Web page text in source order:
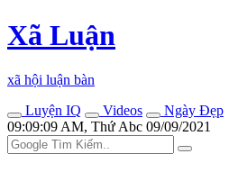
Xã Luận
xã hội luận bàn
Luyện IQ
Videos
Ngày Đẹp
09:09:09 AM, Thứ Abc 09/09/2021